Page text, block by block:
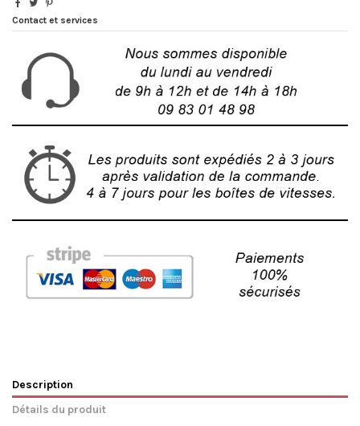
Contact et services
Description
Détails du produit